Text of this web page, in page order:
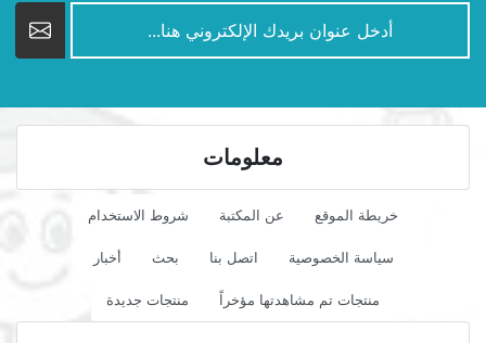
newsletter
معلومات
خريطة الموقع عن المكتبة شروط الاستخدام
سياسة الخصوصية اتصل بنا بحث أخبار
منتجات تم مشاهدتها مؤخراً منتجات جديدة